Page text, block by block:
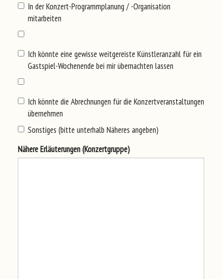
In der Konzert-Programmplanung / -Organisation
mitarbeiten
Ich könnte eine gewisse weitgereiste Künstleranzahl für ein
Gastspiel-Wochenende bei mir übernachten lassen
Ich könnte die Abrechnungen für die Konzertveranstaltungen
übernehmen
Sonstiges (bitte unterhalb Näheres angeben)
NähereErläuterungen (Konzertgruppe)